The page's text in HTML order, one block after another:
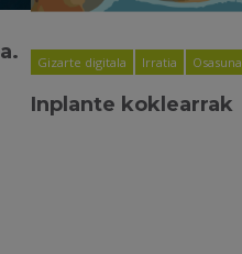
Gizarte digitala Irratia Osasuna
Inplante koklearrak